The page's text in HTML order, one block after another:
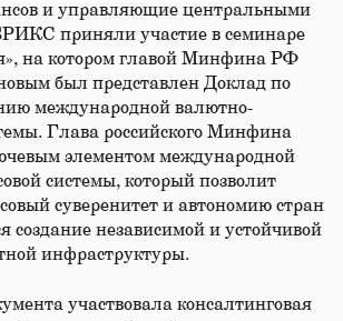
и управляющие центральными
приняли участие в семинаре
на котором главой Минфина РФ
был представлен Доклад по
международной валютно-
Глава российского Минфина
элементом международной
системы, который позволит
суверенитет и автономию стран
создание независимой и устойчивой
инфраструктуры.
участвовала консалтинговая